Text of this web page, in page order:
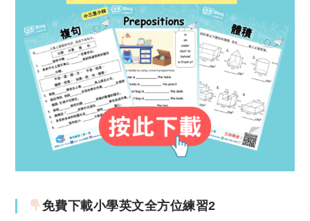
免費下載小學英文全方位練習2